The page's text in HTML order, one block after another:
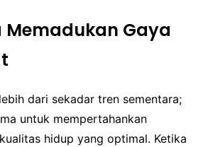
Memadukan Gaya
dari sekadar tren sementara;
untuk mempertahankan
hidup yang optimal. Ketika